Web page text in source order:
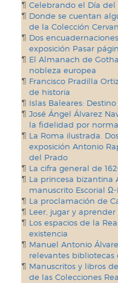
Celebrando el Día del
Donde se cuentan
de la Colección
Dos
exposición Pasar
El Almanach de
nobleza europea
Francisco Pradilla
de historia
Islas Baleares:
José Ángel Álvarez
la fidelidad por
La Roma ilustrada.
exposición Antonio
del Prado
La cifra general de
La princesa bizantina
manuscrito Escorial Ω-
La proclamación de
Leer, jugar y
Los espacios de la
existencia
Manuel Antonio
relevantes bibliotecas
Manuscritos y libros
de las Colecciones